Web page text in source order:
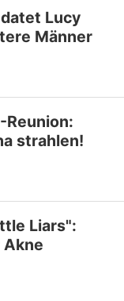
Lucy
Männer
strahlen!
Liars":